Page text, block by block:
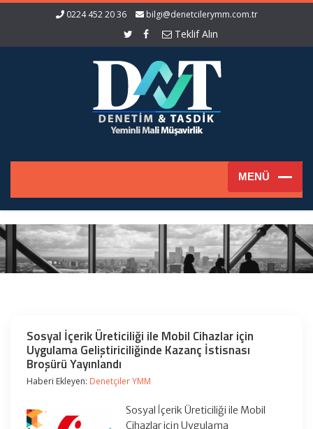
0224 452 20 36 bilgi@denetcilerymm.com.tr
Teklif Alın
Sosyal İçerik Üreticiliği ile Mobil Cihazlar için
Uygulama Geliştiriciliğinde Kazanç İstisnası
Broşürü Yayınlandı
Haberi Ekleyen: Denetçiler YMM
Sosyal İçerik Üreticiliği ile Mobil
Cihazlar için Uygulama